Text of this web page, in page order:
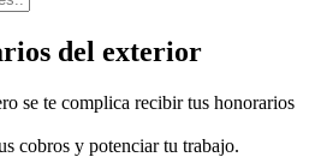
del exterior
se te complica recibir tus honorarios
cobros y potenciar tu trabajo.